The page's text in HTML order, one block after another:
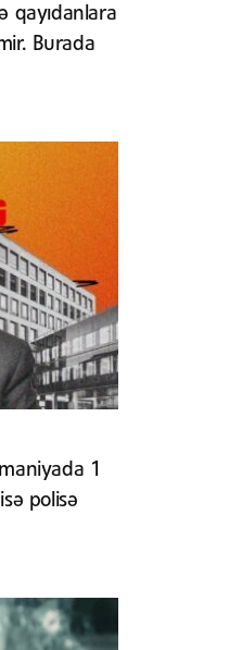
qayıdanlara
Burada
1
polisə